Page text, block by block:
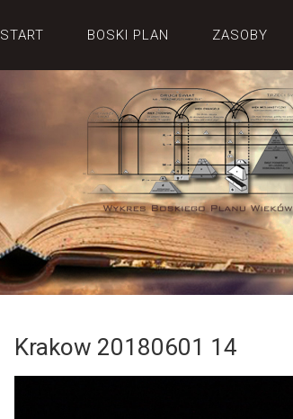
START BOSKI PLAN ZASOBY
Krakow 20180601 14